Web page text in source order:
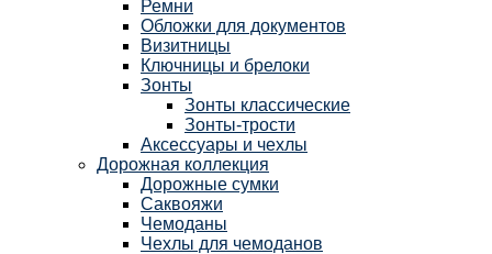
Ремни
Обложки для документов
Визитницы
Ключницы и брелоки
Зонты
Зонты классические
Зонты-трости
Аксессуары и чехлы
Дорожная коллекция
Дорожные сумки
Саквояжи
Чемоданы
Чехлы для чемоданов